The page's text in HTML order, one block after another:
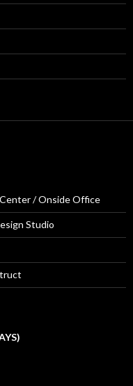
/ Onside Office
Studio